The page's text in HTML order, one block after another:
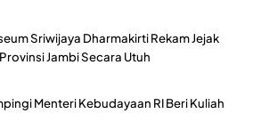
Sriwijaya Dharmakirti Rekam Jejak
Jambi Secara Utuh
Menteri Kebudayaan RI Beri Kuliah